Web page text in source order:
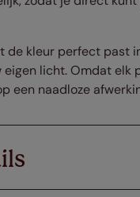
de kleur perfect past
licht. Omdat
een naadloze